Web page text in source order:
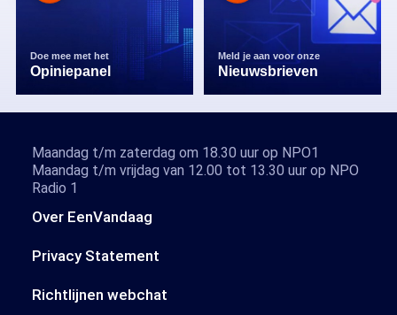
Doe mee met het
Opiniepanel
Meld je aan voor onze
Nieuwsbrieven
Over EenVandaag
Privacy Statement
Richtlijnen webchat
Maandag t/m zaterdag om 18.30 uur op NPO1
Maandag t/m vrijdag van 12.00 tot 13.30 uur op NPO
Radio 1